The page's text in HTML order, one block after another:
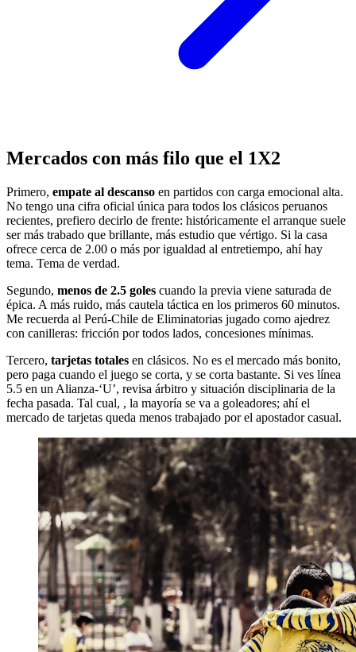
Mercados con más filo que el 1X2
Primero, empate al descanso en partidos con carga emocional alta.
No tengo una cifra oficial única para todos los clásicos peruanos
recientes, prefiero decirlo de frente: históricamente el arranque suele
ser más trabado que brillante, más estudio que vértigo. Si la casa
ofrece cerca de 2.00 o más por igualdad al entretiempo, ahí hay
tema. Tema de verdad.
Segundo, menos de 2.5 goles cuando la previa viene saturada de
épica. A más ruido, más cautela táctica en los primeros 60 minutos.
Me recuerda al Perú-Chile de Eliminatorias jugado como ajedrez
con canilleras: fricción por todos lados, concesiones mínimas.
Tercero, tarjetas totales en clásicos. No es el mercado más bonito,
pero paga cuando el juego se corta, y se corta bastante. Si ves línea
5.5 en un Alianza-‘U’, revisa árbitro y situación disciplinaria de la
fecha pasada. Tal cual, , la mayoría se va a goleadores; ahí el
mercado de tarjetas queda menos trabajado por el apostador casual.